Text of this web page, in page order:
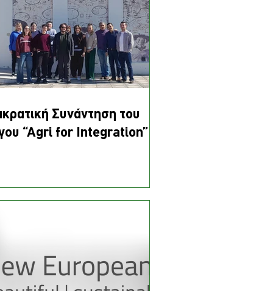
Συνάντηση του
“Agri for Integration”